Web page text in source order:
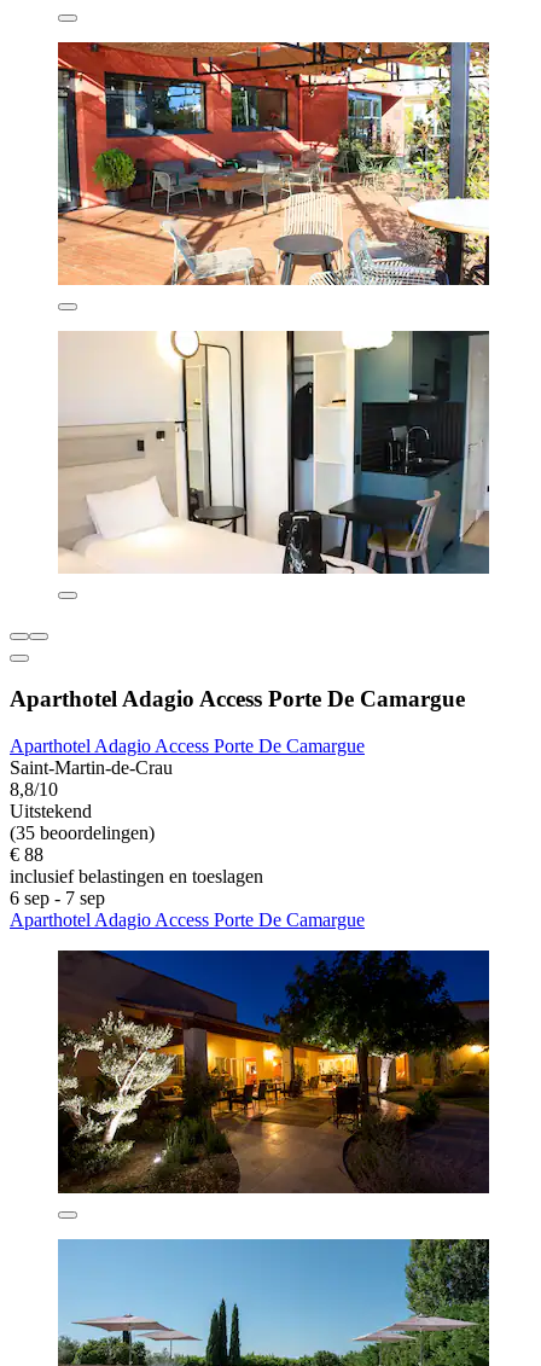
Aparthotel Adagio Access Porte De Camargue
Aparthotel Adagio Access Porte De Camargue
Saint-Martin-de-Crau
8,8/10
Uitstekend
(35 beoordelingen)
€ 88
inclusief belastingen en toeslagen
6 sep - 7 sep
Aparthotel Adagio Access Porte De Camargue